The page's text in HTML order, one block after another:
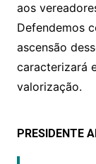
aos
Defendemos
ascensão
caracterizará
valorização.
PRESIDENTE